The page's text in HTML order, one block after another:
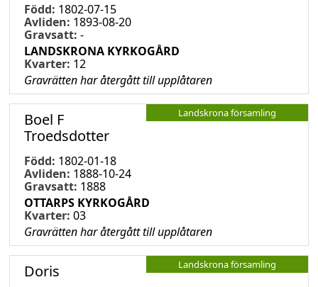
Född: 1802-07-15
Avliden: 1893-08-20
Gravsatt: -
LANDSKRONA KYRKOGÅRD
Kvarter: 12
Gravrätten har återgått till upplåtaren
Landskrona församling
Boel F
Troedsdotter
Född: 1802-01-18
Avliden: 1888-10-24
Gravsatt: 1888
OTTARPS KYRKOGÅRD
Kvarter: 03
Gravrätten har återgått till upplåtaren
Landskrona församling
Doris